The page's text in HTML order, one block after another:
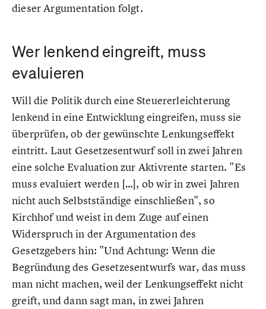
dieser Argumentation folgt.
Wer lenkend eingreift, muss
evaluieren
Will die Politik durch eine Steuererleichterung
lenkend in eine Entwicklung eingreifen, muss sie
überprüfen, ob der gewünschte Lenkungseffekt
eintritt. Laut Gesetzesentwurf soll in zwei Jahren
eine solche Evaluation zur Aktivrente starten. "Es
muss evaluiert werden […], ob wir in zwei Jahren
nicht auch Selbstständige einschließen", so
Kirchhof und weist in dem Zuge auf einen
Widerspruch in der Argumentation des
Gesetzgebers hin: "Und Achtung: Wenn die
Begründung des Gesetzesentwurfs war, das muss
man nicht machen, weil der Lenkungseffekt nicht
greift, und dann sagt man, in zwei Jahren